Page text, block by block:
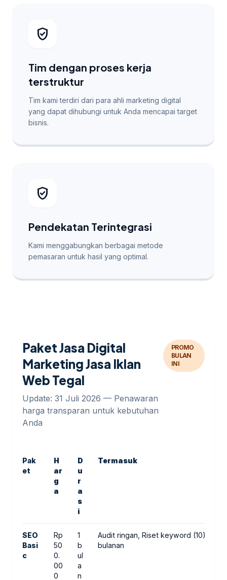
verified_user
Tim dengan proses kerja
terstruktur
Tim kami terdiri dari para ahli marketing digital
yang dapat dihubungi untuk Anda mencapai target
bisnis.
verified_user
Pendekatan Terintegrasi
Kami menggabungkan berbagai metode
pemasaran untuk hasil yang optimal.
Paket Jasa Digital
Marketing Jasa Iklan
Web Tegal
Update: 31 Juli 2026 — Penawaran
harga transparan untuk kebutuhan
Anda
PROMO
BULAN
INI
Pak
et
H
ar
g
a
D
u
r
a
s
i
Termasuk
SEO
Basi
c
Rp
50
0.
00
0
1
b
ul
a
n
Audit ringan, Riset keyword (10),
bulanan